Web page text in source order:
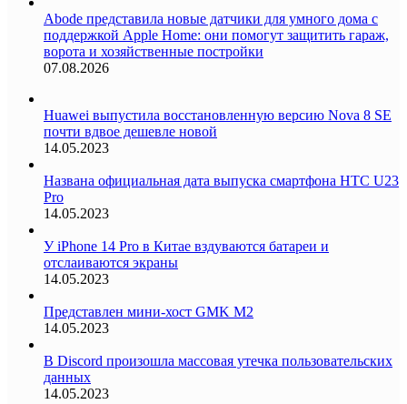
Abode представила новые датчики для умного дома с
поддержкой Apple Home: они помогут защитить гараж,
ворота и хозяйственные постройки
07.08.2026
Huawei выпустила восстановленную версию Nova 8 SE
почти вдвое дешевле новой
14.05.2023
Названа официальная дата выпуска смартфона HTC U23
Pro
14.05.2023
У iPhone 14 Pro в Китае вздуваются батареи и
отслаиваются экраны
14.05.2023
Представлен мини-хост GMK M2
14.05.2023
В Discord произошла массовая утечка пользовательских
данных
14.05.2023